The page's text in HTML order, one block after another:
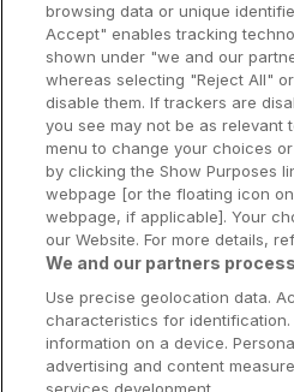
Notice légale
Presse-Recrutement-Partenariat
Politique de confidentialité
Politique de Cookies
Prévenir la dépendance aux jeux
Nos rédacteurs
Les jeux d’argent et de hasard sont
browsing data or unique
Accept" enables tracking
shown under "we and our
whereas selecting "Reject All"
disable them. If trackers are
you see may not be as relevant
menu to change your choices
by clicking the Show Purposes
webpage [or the floating icon
webpage, if applicable]. Your
our Website. For more details,
We and our partners
Use precise geolocation data.
characteristics for
information on a device.
advertising and content